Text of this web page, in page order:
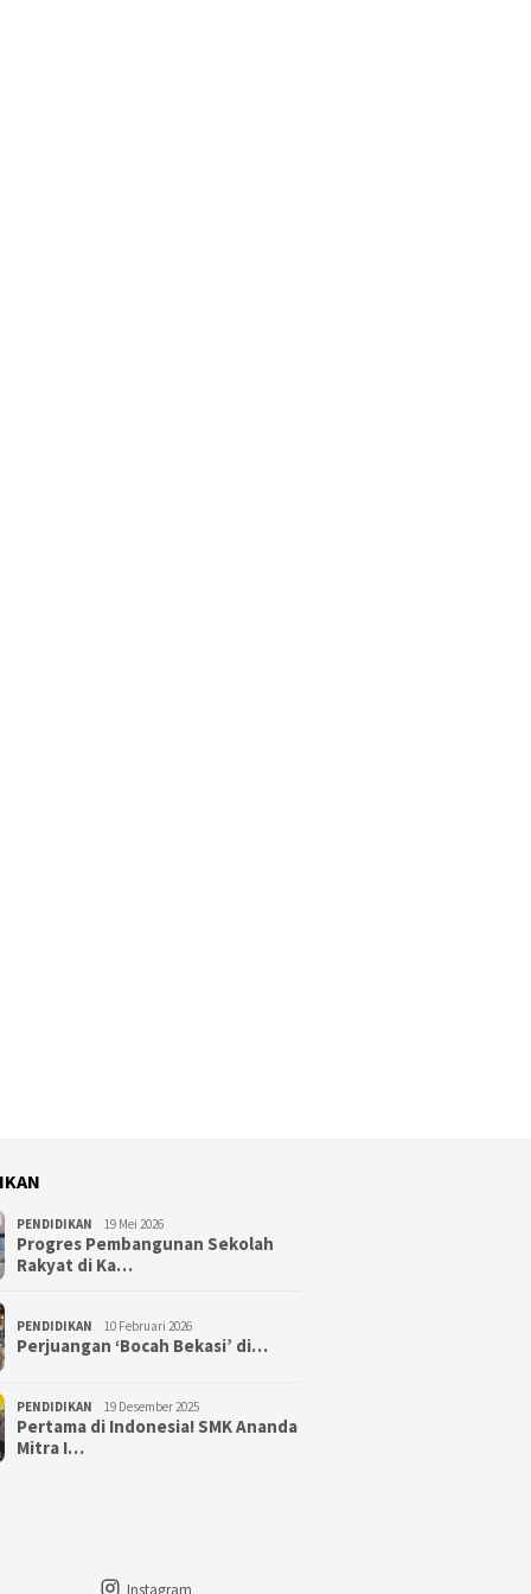
PENDIDIKAN 19 Mei 2026
Progres Pembangunan Sekolah
Rakyat di Ka…
PENDIDIKAN 10 Februari 2026
Perjuangan ‘Bocah Bekasi’ di…
PENDIDIKAN 19 Desember 2025
Pertama di Indonesia! SMK Ananda
Mitra I…
Instagram